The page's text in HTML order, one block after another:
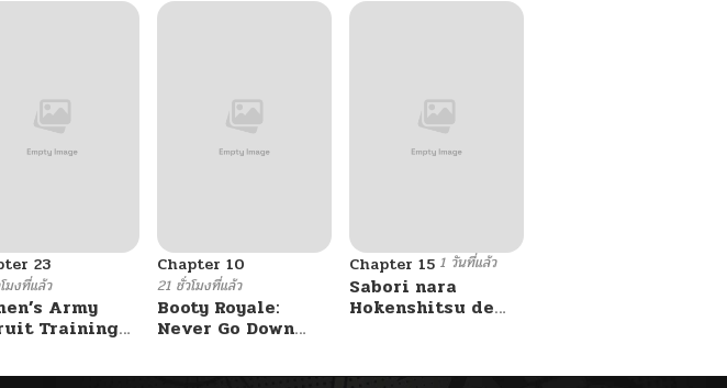
23
มงที่แล้ว
Army
Training
Chapter 10
21 ชั่วโมงที่แล้ว
Booty Royale:
Never Go Down
Chapter 15 1 วันที่แล้ว
Sabori nara
Hokenshitsu de